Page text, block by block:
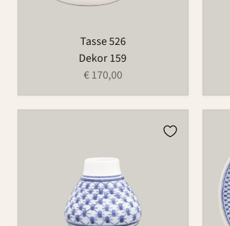
Tasse 526
Dekor 159
€ 170,00